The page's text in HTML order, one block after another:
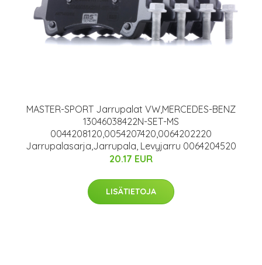
MASTER-SPORT Jarrupalat VW,MERCEDES-BENZ
13046038422N-SET-MS
0044208120,0054207420,0064202220
Jarrupalasarja,Jarrupala, Levyjarru 0064204520
20.17 EUR
LISÄTIETOJA